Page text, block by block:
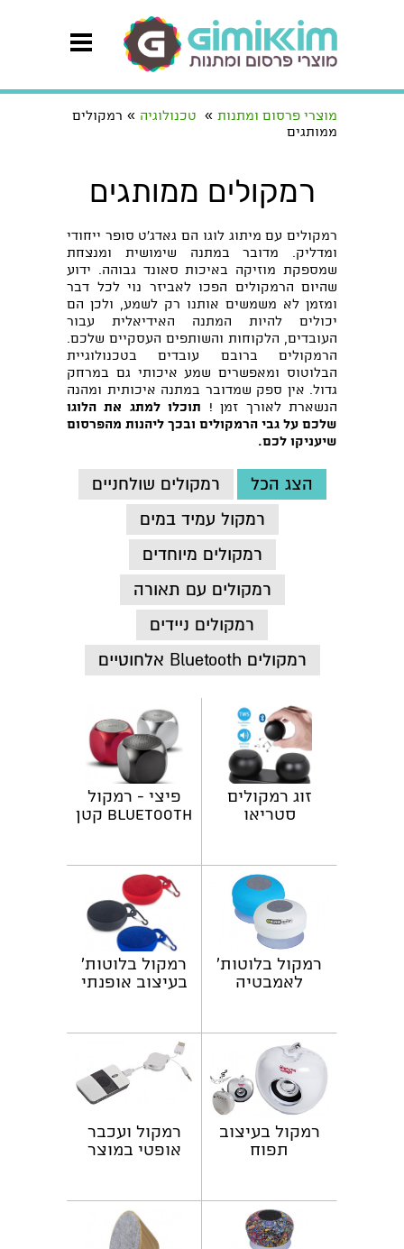
מוצרי פרסום ומתנות » טכנולוגיה » רמקולים
ממותגים
רמקולים ממותגים
רמקולים עם מיתוג לוגו הם גאדג'ט סופר ייחודי
ומדליק. מדובר במתנה שימושית ומנצחת
שמספקת מוזיקה באיכות סאונד גבוהה. ידוע
שהיום הרמקולים הפכו לאביזר נוי לכל דבר
ומזמן לא משמשים אותנו רק לשמע, ולכן הם
יכולים להיות המתנה האידיאלית עבור
העובדים, הלקוחות והשותפים העסקיים שלכם.
הרמקולים ברובם עובדים בטכנולוגיית
הבלוטוס ומאפשרים שמע איכותי גם במרחק
גדול. אין ספק שמדובר במתנה איכותית ומהנה
הנשארת לאורך זמן ! תוכלו למתג את הלוגו
שלכם על גבי הרמקולים ובכך ליהנות מהפרסום
שיעניקו לכם.
הצג הכל
רמקולים שולחניים
רמקול עמיד במים
רמקולים מיוחדים
רמקולים עם תאורה
רמקולים ניידים
רמקולים Bluetooth אלחוטיים
זוג רמקולים
סטריאו
פיצי - רמקול
Bluetooth קטן
רמקול בלוטות'
לאמבטיה
רמקול בלוטות'
בעיצוב אופנתי
רמקול בעיצוב
תפוח
רמקול ועכבר
אופטי במוצר